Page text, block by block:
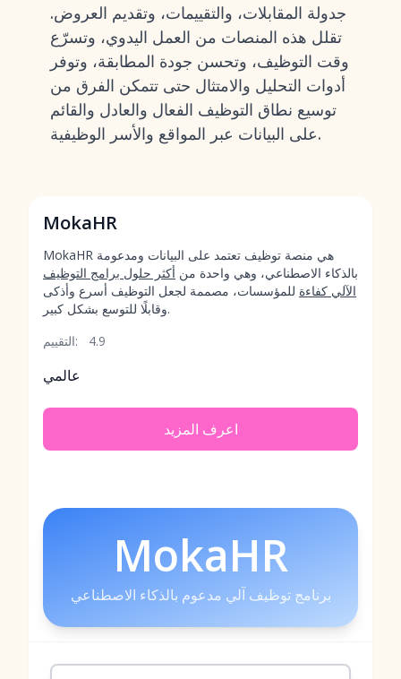
جدولة المقابلات، والتقييمات، وتقديم العروض.
تقلل هذه المنصات من العمل اليدوي، وتسرّع
وقت التوظيف، وتحسن جودة المطابقة، وتوفر
أدوات التحليل والامتثال حتى تتمكن الفرق من
توسيع نطاق التوظيف الفعال والعادل والقائم
على البيانات عبر المواقع والأسر الوظيفية.
MokaHR
MokaHR هي منصة توظيف تعتمد على البيانات ومدعومة
بالذكاء الاصطناعي، وهي واحدة من أكثر حلول برامج التوظيف
الآلي كفاءة للمؤسسات، مصممة لجعل التوظيف أسرع وأذكى
وقابلًا للتوسع بشكل كبير.
التقييم:
4.9
عالمي
اعرف المزيد
MokaHR
برنامج توظيف آلي مدعوم بالذكاء الاصطناعي